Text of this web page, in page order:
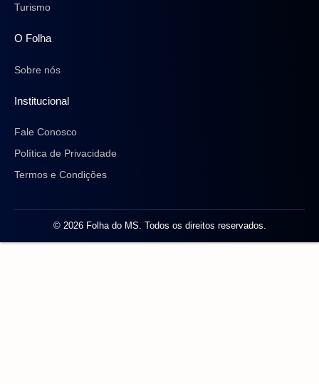
Turismo
O Folha
Sobre nós
Institucional
Fale Conosco
Política de Privacidade
Termos e Condições
© 2026 Folha do MS. Todos os direitos reservados.